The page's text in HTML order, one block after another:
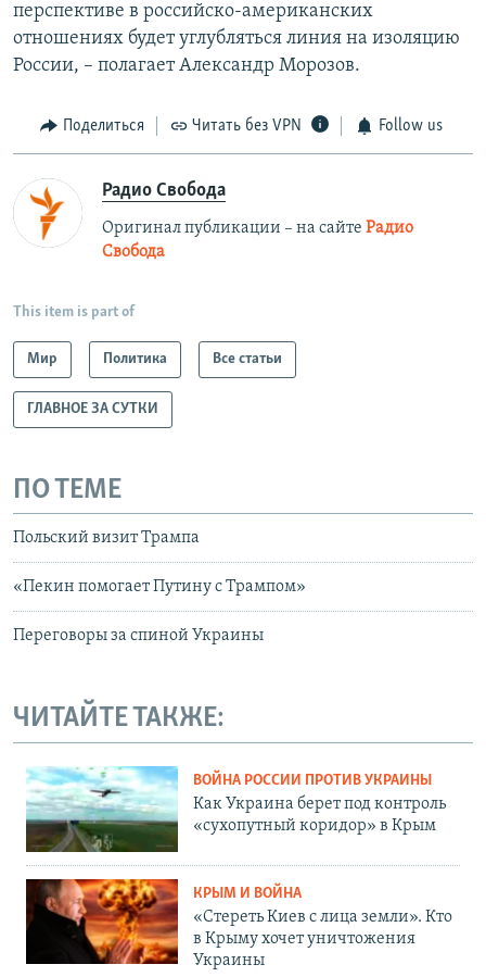
перспективе в российско-американских
отношениях будет углубляться линия на изоляцию
России, – полагает Александр Морозов.
Поделиться Читать без VPN Follow us
Радио Свобода
Оригинал публикации – на сайте Радио
Свобода
This item is part of
Мир Политика Все статьи
ГЛАВНОЕ ЗА СУТКИ
ПО ТЕМЕ
Польский визит Трампа
«Пекин помогает Путину с Трампом»
Переговоры за спиной Украины
ЧИТАЙТЕ ТАКЖЕ:
ВОЙНА РОССИИ ПРОТИВ УКРАИНЫ
Как Украина берет под контроль
«сухопутный коридор» в Крым
КРЫМ И ВОЙНА
«Стереть Киев с лица земли». Кто
в Крыму хочет уничтожения
Украины